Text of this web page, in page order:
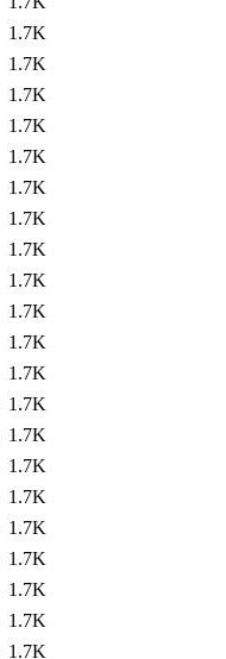
1.7K
1.7K
1.7K
1.7K
1.7K
1.7K
1.7K
1.7K
1.7K
1.7K
1.7K
1.7K
1.7K
1.7K
1.7K
1.7K
1.7K
1.7K
1.7K
1.7K
1.7K